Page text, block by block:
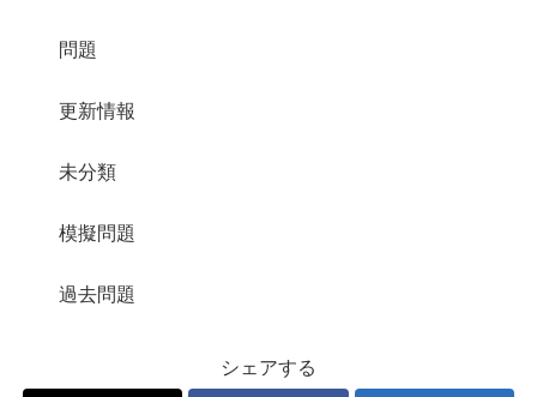
問題
更新情報
未分類
模擬問題
過去問題
シェアする